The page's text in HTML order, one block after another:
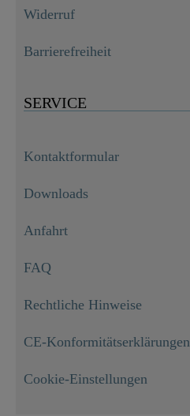
29,99 €
Widerruf
Barrierefreiheit
SERVICE
Kontaktformular
Downloads
Anfahrt
FAQ
Rechtliche Hinweise
CE-Konformitätserklärungen
Cookie-Einstellungen